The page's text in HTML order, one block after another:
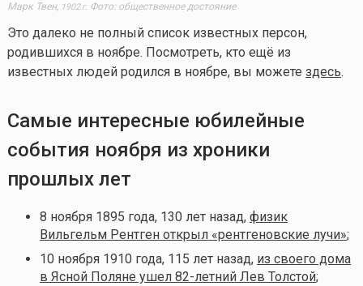
Марк Твен, 1902 г. Фото: общественное достояние
Это далеко не полный список известных персон,
родившихся в ноябре. Посмотреть, кто ещё из
известных людей родился в ноябре, вы можете здесь.
Самые интересные юбилейные
события ноября из хроники
прошлых лет
8 ноября 1895 года, 130 лет назад, физик
Вильгельм Рентген открыл «рентгеновские лучи»;
10 ноября 1910 года, 115 лет назад, из своего дома
в Ясной Поляне ушел 82-летний Лев Толстой;